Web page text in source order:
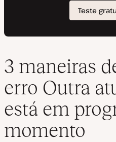
3 maneiras
erro Outra
está em
momento